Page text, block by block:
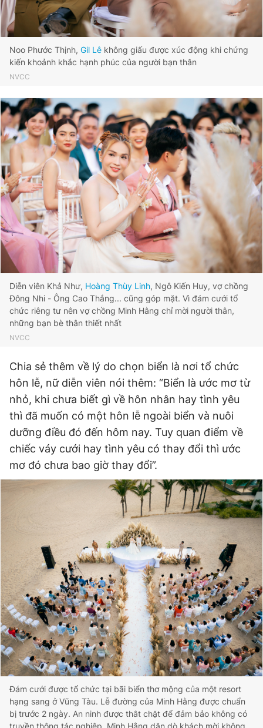
Noo Phước Thịnh, Gil Lê không giấu được xúc động khi chứng
kiến khoảnh khắc hạnh phúc của người bạn thân
NVCC
Diễn viên Khả Như, Hoàng Thùy Linh, Ngô Kiến Huy, vợ chồng
Đông Nhi - Ông Cao Thắng... cũng góp mặt. Vì đám cưới tổ
chức riêng tư nên vợ chồng Minh Hằng chỉ mời người thân,
những bạn bè thân thiết nhất
NVCC
Chia sẻ thêm về lý do chọn biển là nơi tổ chức
hôn lễ, nữ diễn viên nói thêm: “Biển là ước mơ từ
nhỏ, khi chưa biết gì về hôn nhân hay tình yêu
thì đã muốn có một hôn lễ ngoài biển và nuôi
dưỡng điều đó đến hôm nay. Tuy quan điểm về
chiếc váy cưới hay tình yêu có thay đổi thì ước
mơ đó chưa bao giờ thay đổi”.
Đám cưới được tổ chức tại bãi biển thơ mộng của một resort
hạng sang ở Vũng Tàu. Lễ đường của Minh Hằng được chuẩn
bị trước 2 ngày. An ninh được thắt chặt để đảm bảo không có
truyền thông tác nghiệp. Minh Hằng dặn dò khách mời không